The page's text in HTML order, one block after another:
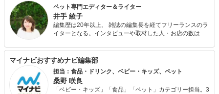
ペット専門エディター＆ライター
井手 綾子
編集歴は20年以上。 雑誌の編集長を経てフリーランスのラ
イターとなる。インタビューや取材した人・お店の数は
み込む記事までさまざまな記事を執筆している。 中でも、
医療ものや動物関係が得意。今までに買ったことのある動
物は、犬、猫、鳩、インコ、ジュウシマツ、キジ、リス、
ウサギ、カメ、鶏、ウシガエル、金魚、カタツムリ、てん
とう虫、カブトエビなど。
マイナビおすすめナビ編集部
担当：食品・ドリンク、ベビー・キッズ、ペット
桑野 咲良
「ベビー・キッズ」「食品」「ペット」カテゴリー担当。3